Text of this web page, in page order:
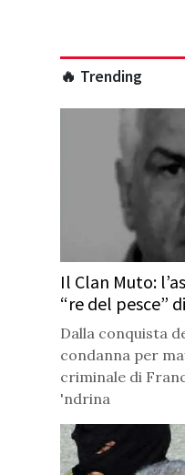
🔥 Trending
Il Clan Muto:
“re del pesce”
Dalla conquista
condanna per
criminale di
'ndrina